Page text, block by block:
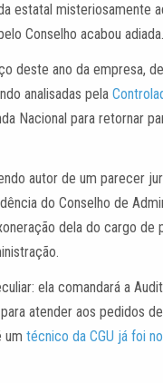
estatal misteriosamente
Conselho acabou adiada.
deste ano da empresa,
analisadas pela
Nacional para retornar
autor de um parecer
do Conselho de
dela do cargo de
ela comandará a
atender aos pedidos
um técnico da CGU já foi